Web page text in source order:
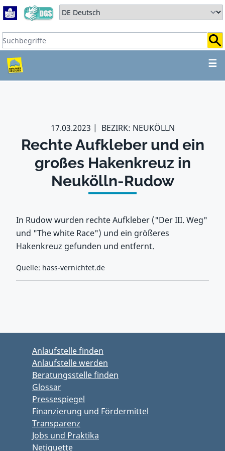
Zum Hauptbereich springen
Zum Hauptmenü springen
Sprache auswählen:
Suchbegriffe:
☰
ZUM HAUPTBEREICH
17.03.2023 BEZIRK: NEUKÖLLN
Rechte Aufkleber und ein
großes Hakenkreuz in
Neukölln-Rudow
In Rudow wurden rechte Aufkleber ("Der III. Weg"
und "The white Race") und ein größeres
Hakenkreuz gefunden und entfernt.
Quelle: hass-vernichtet.de
Anlaufstelle finden
Anlaufstelle werden
Beratungsstelle finden
Glossar
Pressespiegel
Finanzierung und Fördermittel
Transparenz
Jobs und Praktika
Netiquette